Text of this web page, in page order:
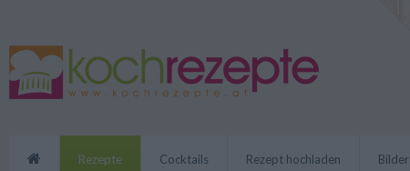
Rezepte Cocktails Rezept hochladen Bilder